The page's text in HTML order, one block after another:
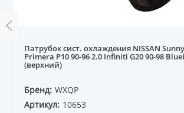
Патрубок сист. охлаждения NISSAN
Primera P10 90-96 2.0 Infiniti G20 90-98
(верхний)
Бренд: WXQP
Артикул: 10653